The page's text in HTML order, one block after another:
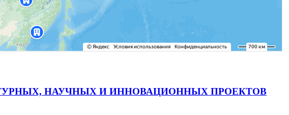
НАУЧНЫХ И ИННОВАЦИОННЫХ ПРОЕКТОВ